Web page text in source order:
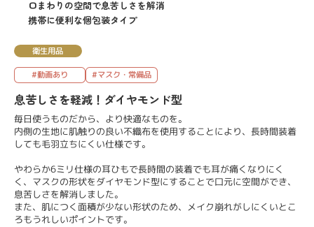
口まわりの空間で息苦しさを解消
携帯に便利な個包装タイプ
衛生用品
#動画あり #マスク・常備品
息苦しさを軽減！ダイヤモンド型
毎日使うものだから、より快適なものを。
内側の生地に肌触りの良い不織布を使用することにより、長時間装着
しても毛羽立ちにくい仕様です。
やわらか6ミリ仕様の耳ひもで長時間の装着でも耳が痛くなりにく
く、マスクの形状をダイヤモンド型にすることで口元に空間ができ、
息苦しさを解消しました。
また、肌につく面積が少ない形状のため、メイク崩れがしにくいとこ
ろもうれしいポイントです。